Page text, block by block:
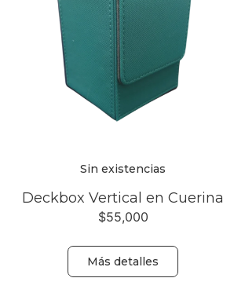
Sin existencias
Deckbox Vertical en Cuerina
$55,000
Más detalles